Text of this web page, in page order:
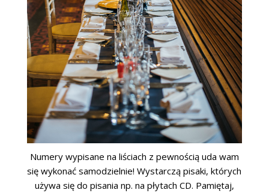
Numery wypisane na liściach z pewnością uda wam
się wykonać samodzielnie! Wystarczą pisaki, których
używa się do pisania np. na płytach CD. Pamiętaj,